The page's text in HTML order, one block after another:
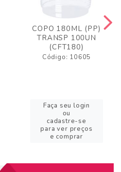
COPO 180ML (PP)
TRANSP 100UN
(CFT180)
Código: 10605
Faça seu login
ou
cadastre-se
para ver preços
e comprar